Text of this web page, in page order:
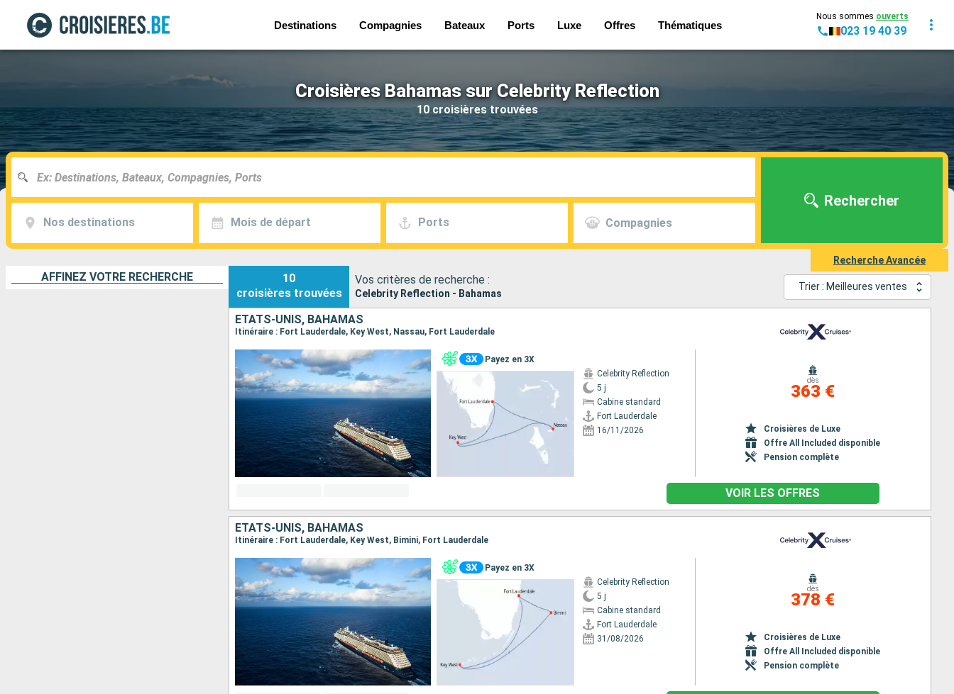
Destinations Compagnies Bateaux Ports Luxe Offres Thématiques
Nous sommes ouverts
023 19 40 39
Croisières Bahamas sur Celebrity Reflection
10 croisières trouvées
Nos destinations Mois de départ Ports Compagnies
Rechercher
Recherche Avancée
AFFINEZ VOTRE RECHERCHE
10
croisières trouvées
Vos critères de recherche :
Celebrity Reflection - Bahamas
Trier : Meilleures ventes
ÉTATS-UNIS, BAHAMAS
Itinéraire : Fort Lauderdale, Key West, Nassau, Fort Lauderdale
Payez en 3X
Celebrity Reflection
5 j
Cabine standard
Fort Lauderdale
16/11/2026
dès
363 €
Croisières de Luxe
Offre All Included disponible
Pension complète
VOIR LES OFFRES
ÉTATS-UNIS, BAHAMAS
Itinéraire : Fort Lauderdale, Key West, Bimini, Fort Lauderdale
Payez en 3X
Celebrity Reflection
5 j
Cabine standard
Fort Lauderdale
31/08/2026
dès
378 €
Croisières de Luxe
Offre All Included disponible
Pension complète